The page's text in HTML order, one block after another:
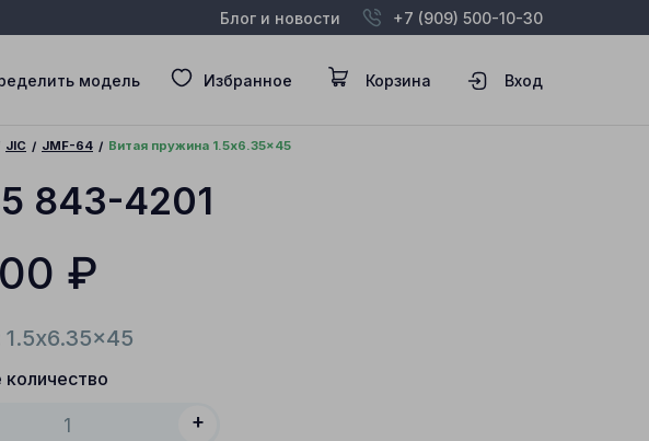
Блог и новости +7 (909) 500-10-30
модель Избранное Корзина Вход
JIC JMF-64 Витая пружина 1.5x6.35x45
843-4201
₽
1.5x6.35x45
+